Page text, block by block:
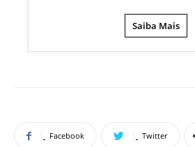
Saiba Mais
Facebook Twitter